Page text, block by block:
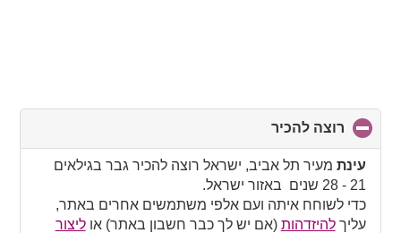
רוצה להכיר
to
collapse
contents
עינת מעיר תל אביב, ישראל רוצה להכיר גבר בגילאים
21 - 28 שנים באזור ישראל.
כדי לשוחח איתה ועם אלפי משתמשים אחרים באתר,
עליךלהיזדהות (אם יש לך כבר חשבון באתר) אוליצור